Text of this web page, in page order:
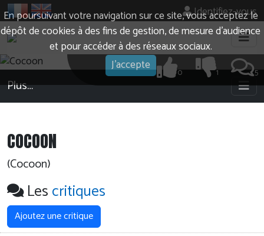
En poursuivant votre navigation sur ce site, vous acceptez le
dépôt de cookies à des fins de gestion, de mesure d’audience
et pour accéder à des réseaux sociaux.
J'accepte
Identifiez-vous
5
1
0
Plus…
COCOON
(Cocoon)
Lescritiques
Ajoutez une critique